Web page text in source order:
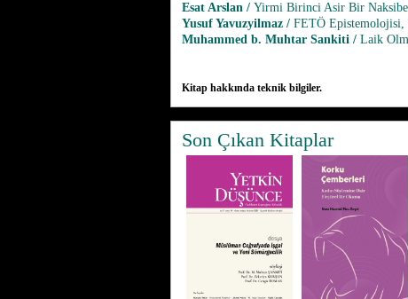
Esat Arslan / Yirmi Birinci Asir Bir
Yusuf Yavuzyilmaz / FETÖ Epistemolojisi,
Muhammed b. Muhtar Sankiti / Laik
Kitap hakkında teknik bilgiler.
Son Çıkan Kitaplar